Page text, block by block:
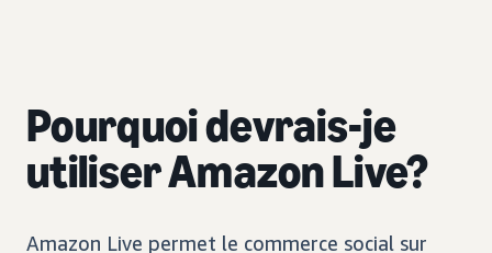
Pourquoi devrais-je
utiliser Amazon Live?
Amazon Live permet le commerce social sur